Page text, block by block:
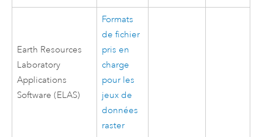
Earth Resources
Laboratory
Applications
Software (ELAS)
Formats
de fichier
pris en
charge
pour les
jeux de
données
raster